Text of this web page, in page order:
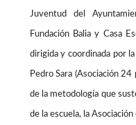
Juventud del
Fundación Balia y Casa
dirigida y coordinada por
Pedro Sara (Asociación
de la metodología que
de la escuela, la